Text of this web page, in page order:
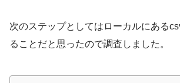
次のステップとしてはローカルにある
ることだと思ったので調査しました。